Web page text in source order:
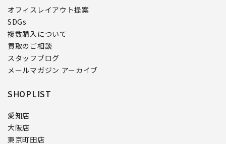
オフィスレイアウト提案
SDGs
複数購入について
買取のご相談
スタッフブログ
メールマガジン アーカイブ
SHOPLIST
愛知店
大阪店
東京町田店